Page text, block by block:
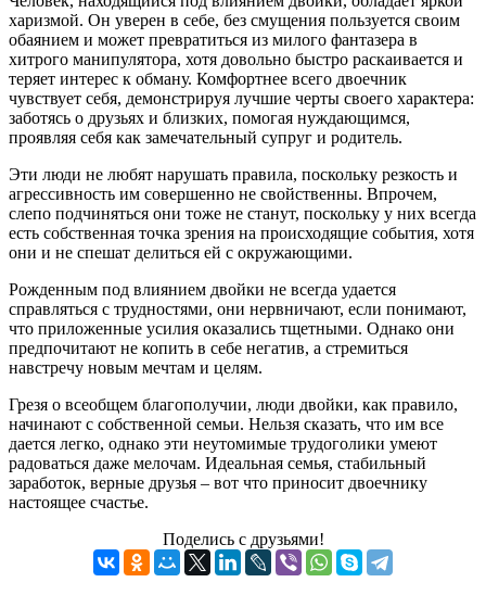
харизмой. Он уверен в себе, без смущения пользуется своим
обаянием и может превратиться из милого фантазера в
хитрого манипулятора, хотя довольно быстро раскаивается и
теряет интерес к обману. Комфортнее всего двоечник
чувствует себя, демонстрируя лучшие черты своего характера:
заботясь о друзьях и близких, помогая нуждающимся,
проявляя себя как замечательный супруг и родитель.
Эти люди не любят нарушать правила, поскольку резкость и
агрессивность им совершенно не свойственны. Впрочем,
слепо подчиняться они тоже не станут, поскольку у них всегда
есть собственная точка зрения на происходящие события, хотя
они и не спешат делиться ей с окружающими.
Рожденным под влиянием двойки не всегда удается
справляться с трудностями, они нервничают, если понимают,
что приложенные усилия оказались тщетными. Однако они
предпочитают не копить в себе негатив, а стремиться
навстречу новым мечтам и целям.
Грезя о всеобщем благополучии, люди двойки, как правило,
начинают с собственной семьи. Нельзя сказать, что им все
дается легко, однако эти неутомимые трудоголики умеют
радоваться даже мелочам. Идеальная семья, стабильный
заработок, верные друзья – вот что приносит двоечнику
настоящее счастье.
Поделись с друзьями!